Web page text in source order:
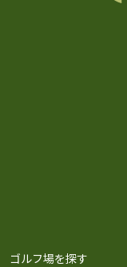
ゴルフ場を探す